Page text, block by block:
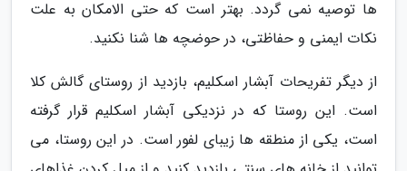
ها توصیه نمی گردد. بهتر است که حتی الامکان به علت
نکات ایمنی و حفاظتی، در حوضچه ها شنا نکنید.
از دیگر تفریحات آبشار اسکلیم، بازدید از روستای گالش کلا
است. این روستا که در نزدیکی آبشار اسکلیم قرار گرفته
است، یکی از منطقه ها زیبای لفور است. در این روستا، می